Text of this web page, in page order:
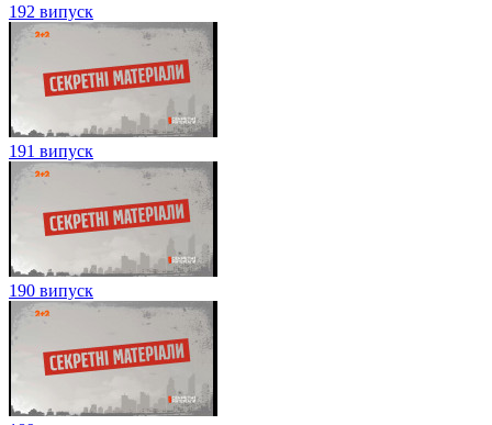
192 випуск
191 випуск
190 випуск